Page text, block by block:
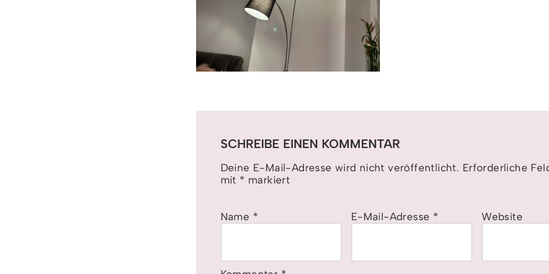
SCHREIBE EINEN KOMMENTAR
Deine E-Mail-Adresse wird nicht veröffentlicht. Erforderliche
mit * markiert
Name * E-Mail-Adresse * Website